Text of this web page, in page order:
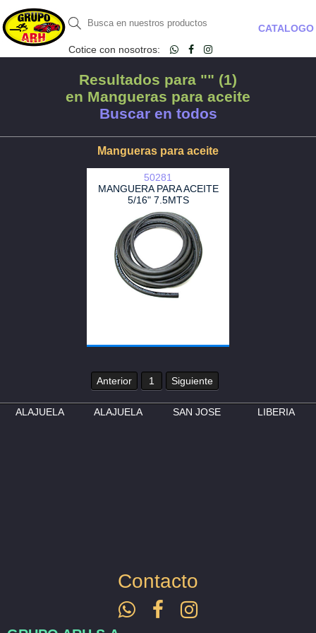
Cotice con nosotros:
CATALOGO
Resultados para "" (1)
en Mangueras para aceite
Buscar en todos
Mangueras para aceite
50281
MANGUERA PARA ACEITE
5/16" 7.5MTS
Anterior 1 Siguiente
ALAJUELA ALAJUELA SAN JOSE LIBERIA
Contacto